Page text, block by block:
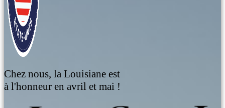
Chez nous, la Louisiane est
à l'honneur en avril et mai !